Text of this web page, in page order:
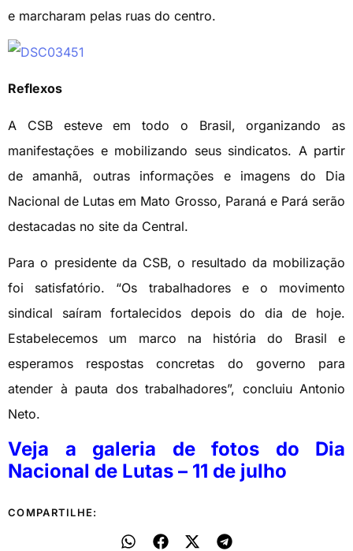
e marcharam pelas ruas do centro.
Reflexos
A CSB esteve em todo o Brasil, organizando as
manifestações e mobilizando seus sindicatos. A partir
de amanhã, outras informações e imagens do Dia
Nacional de Lutas em Mato Grosso, Paraná e Pará serão
destacadas no site da Central.
Para o presidente da CSB, o resultado da mobilização
foi satisfatório. “Os trabalhadores e o movimento
sindical saíram fortalecidos depois do dia de hoje.
Estabelecemos um marco na história do Brasil e
esperamos respostas concretas do governo para
atender à pauta dos trabalhadores”, concluiu Antonio
Neto.
Veja a galeria de fotos do Dia
Nacional de Lutas – 11 de julho
COMPARTILHE: